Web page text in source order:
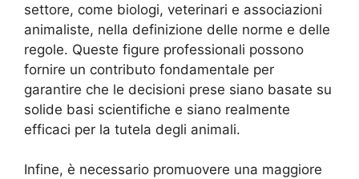
settore, come biologi, veterinari e associazioni
animaliste, nella definizione delle norme e delle
regole. Queste figure professionali possono
fornire un contributo fondamentale per
garantire che le decisioni prese siano basate su
solide basi scientifiche e siano realmente
efficaci per la tutela degli animali.
Infine, è necessario promuovere una maggiore